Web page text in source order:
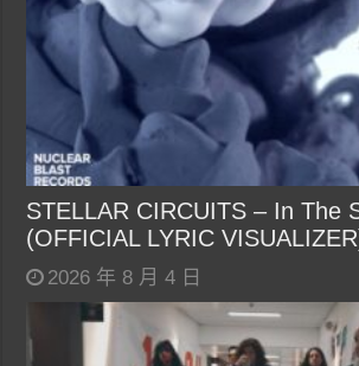
STELLAR CIRCUITS – In The
(OFFICIAL LYRIC
2026 年 8 月 4 日